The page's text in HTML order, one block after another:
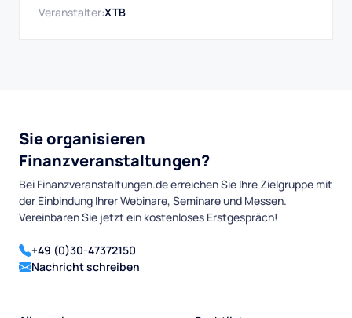
handeln über Wochen bis Monate, bietet immer gute
Veranstalter:XTB
Sie organisieren
Finanzveranstaltungen?
Bei Finanzveranstaltungen.de erreichen Sie Ihre Zielgruppe mit
der Einbindung Ihrer Webinare, Seminare und Messen.
Vereinbaren Sie jetzt ein kostenloses Erstgespräch!
+49 (0)30-47372150
Nachricht schreiben